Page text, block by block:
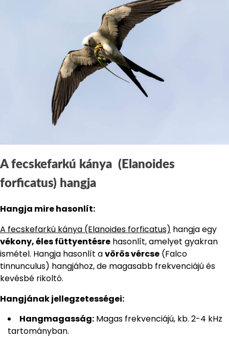
A fecskefarkú kánya (Elanoides
forficatus) hangja
Hangja mire hasonlít:
A fecskefarkú kánya (Elanoides forficatus) hangja egy
vékony, éles füttyentésre hasonlít, amelyet gyakran
ismétel. Hangja hasonlít avörös vércse (Falco
tinnunculus) hangjához, de magasabb frekvenciájú és
kevésbé rikoltó.
Hangjának jellegzetességei:
Hangmagasság: Magas frekvenciájú, kb. 2-4 kHz
tartományban.